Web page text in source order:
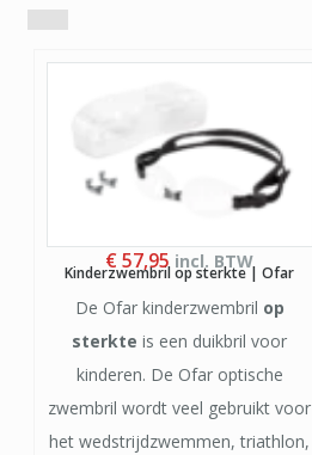
Kinderzwembril op sterkte | Ofar
€57,95 incl. BTW
De Ofar kinderzwembril op
sterkte is een duikbril voor
kinderen. De Ofar optische
zwembril wordt veel gebruikt voor
het wedstrijdzwemmen, triathlon,